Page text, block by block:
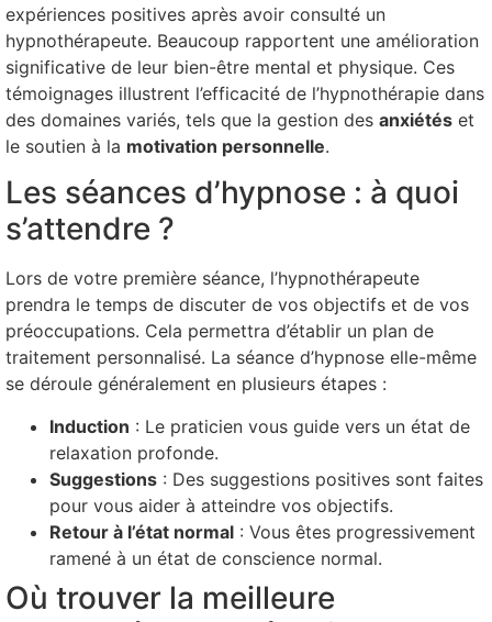
expériences positives après avoir consulté un
hypnothérapeute. Beaucoup rapportent une amélioration
significative de leur bien-être mental et physique. Ces
témoignages illustrent l’efficacité de l’hypnothérapie dans
des domaines variés, tels que la gestion des anxiétés et
le soutien à la motivation personnelle.
Les séances d’hypnose : à quoi
s’attendre ?
Lors de votre première séance, l’hypnothérapeute
prendra le temps de discuter de vos objectifs et de vos
préoccupations. Cela permettra d’établir un plan de
traitement personnalisé. La séance d’hypnose elle-même
se déroule généralement en plusieurs étapes :
Induction : Le praticien vous guide vers un état de
relaxation profonde.
Suggestions : Des suggestions positives sont faites
pour vous aider à atteindre vos objectifs.
Retour à l’état normal : Vous êtes progressivement
ramené à un état de conscience normal.
Où trouver la meilleure